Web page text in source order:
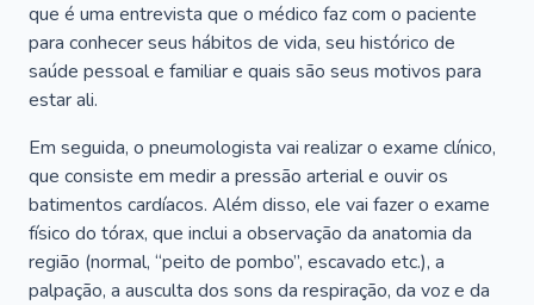
que é uma entrevista que o médico faz com o paciente
para conhecer seus hábitos de vida, seu histórico de
saúde pessoal e familiar e quais são seus motivos para
estar ali.
Em seguida, o pneumologista vai realizar o exame clínico,
que consiste em medir a pressão arterial e ouvir os
batimentos cardíacos. Além disso, ele vai fazer o exame
físico do tórax, que inclui a observação da anatomia da
região (normal, “peito de pombo”, escavado etc.), a
palpação, a ausculta dos sons da respiração, da voz e da